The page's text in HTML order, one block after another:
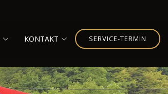
KONTAKT SERVICE-TERMIN